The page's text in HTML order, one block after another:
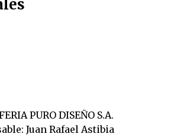
PURO DISEÑO S.A.
Juan Rafael Astibia